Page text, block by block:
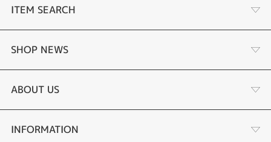
ITEM SEARCH
婚約指輪
結婚指輪
セットリング
SHOP NEWS
選ばれる理由まとめ
お客様の声
ABOUT US
会社概要
INFORMATION